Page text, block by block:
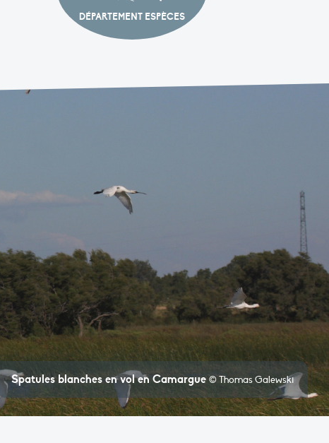
DÉPARTEMENT ESPÈCES
Spatules blanches en vol en Camargue © Thomas Galewski